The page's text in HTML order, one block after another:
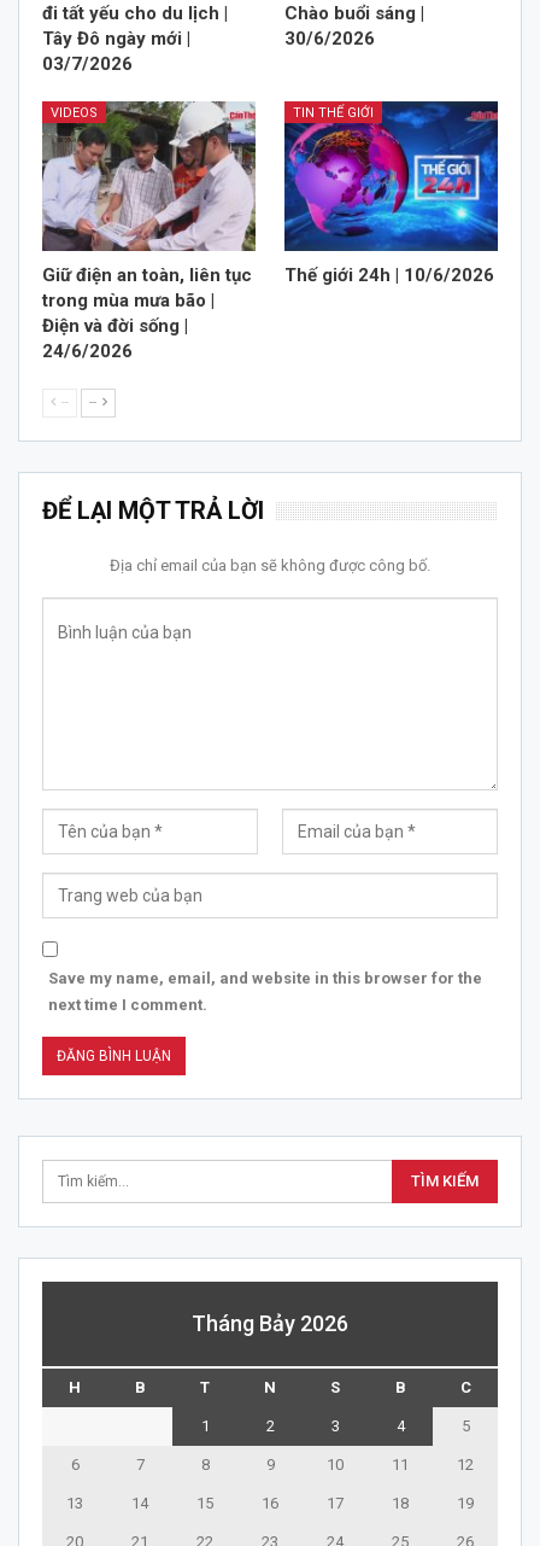
đi tất yếu cho du lịch |
Tây Đô ngày mới |
03/7/2026
Chào buổi sáng |
30/6/2026
VIDEOS
Giữ điện an toàn, liên tục
trong mùa mưa bão |
Điện và đời sống |
24/6/2026
TIN THẾ GIỚI
Thế giới 24h | 10/6/2026
-- --
ĐỂ LẠI MỘT TRẢ LỜI
Địa chỉ email của bạn sẽ không được công bố.
Save my name, email, and website in this browser for the
next time I comment.
Tháng Bảy 2026
H B T N S B C
1 2 3 4 5
6 7 8 9 10 11 12
13 14 15 16 17 18 19
20 21 22 23 24 25 26